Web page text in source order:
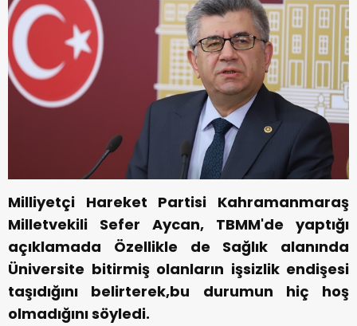
Milliyetçi Hareket Partisi Kahramanmaraş
Milletvekili Sefer Aycan, TBMM'de yaptığı
açıklamada Özellikle de Sağlık alanında
Üniversite bitirmiş olanların işsizlik endişesi
taşıdığını belirterek,bu durumun hiç hoş
olmadığını söyledi.